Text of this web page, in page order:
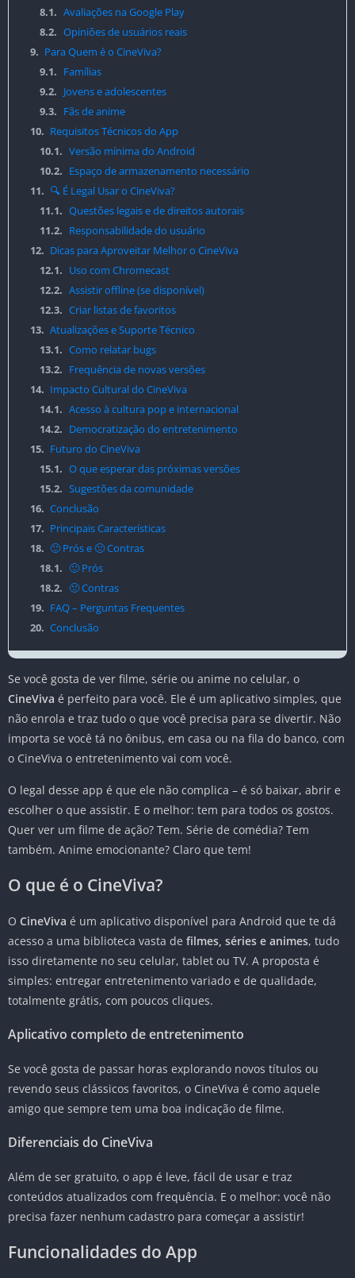
8.1. Avaliações na Google Play
8.2. Opiniões de usuários reais
9. Para Quem é o CineViva?
9.1. Famílias
9.2. Jovens e adolescentes
9.3. Fãs de anime
10. Requisitos Técnicos do App
10.1. Versão mínima do Android
10.2. Espaço de armazenamento necessário
11. 🔍 É Legal Usar o CineViva?
11.1. Questões legais e de direitos autorais
11.2. Responsabilidade do usuário
12. Dicas para Aproveitar Melhor o CineViva
12.1. Uso com Chromecast
12.2. Assistir offline (se disponível)
12.3. Criar listas de favoritos
13. Atualizações e Suporte Técnico
13.1. Como relatar bugs
13.2. Frequência de novas versões
14. Impacto Cultural do CineViva
14.1. Acesso à cultura pop e internacional
14.2. Democratização do entretenimento
15. Futuro do CineViva
15.1. O que esperar das próximas versões
15.2. Sugestões da comunidade
16. Conclusão
17. Principais Características
18. 🙂 Prós e 🙁 Contras
18.1. 🙂 Prós
18.2. 🙁 Contras
19. FAQ – Perguntas Frequentes
20. Conclusão
Se você gosta de ver filme, série ou anime no celular, o
CineViva é perfeito para você. Ele é um aplicativo simples, que
não enrola e traz tudo o que você precisa para se divertir. Não
importa se você tá no ônibus, em casa ou na fila do banco, com
o CineViva o entretenimento vai com você.
O legal desse app é que ele não complica – é só baixar, abrir e
escolher o que assistir. E o melhor: tem para todos os gostos.
Quer ver um filme de ação? Tem. Série de comédia? Tem
também. Anime emocionante? Claro que tem!
O que é o CineViva?
O CineViva é um aplicativo disponível para Android que te dá
acesso a uma biblioteca vasta de filmes, séries e animes, tudo
isso diretamente no seu celular, tablet ou TV. A proposta é
simples: entregar entretenimento variado e de qualidade,
totalmente grátis, com poucos cliques.
Aplicativo completo de entretenimento
Se você gosta de passar horas explorando novos títulos ou
revendo seus clássicos favoritos, o CineViva é como aquele
amigo que sempre tem uma boa indicação de filme.
Diferenciais do CineViva
Além de ser gratuito, o app é leve, fácil de usar e traz
conteúdos atualizados com frequência. E o melhor: você não
precisa fazer nenhum cadastro para começar a assistir!
Funcionalidades do App